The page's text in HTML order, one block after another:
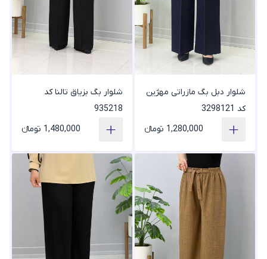
شلوار دبل بگ مازراتی مهژین
کد 3298121
1,280,000 تومانء
شلوار بگ بزیاق تالنا کد
935218
1,480,000 تومانء